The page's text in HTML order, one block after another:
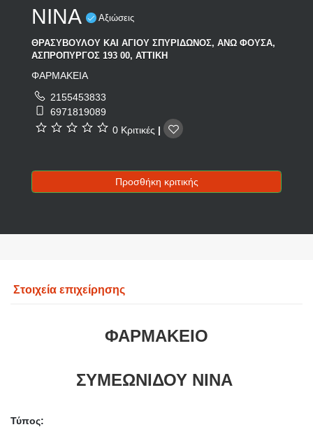
ΝΙΝΑ
Αξιώσεις
ΘΡΑΣΥΒΟΥΛΟΥ ΚΑΙ ΑΓΙΟΥ ΣΠΥΡΙΔΩΝΟΣ, ΑΝΩ ΦΟΥΣΑ,
ΑΣΠΡΟΠΥΡΓΟΣ 193 00, ΑΤΤΙΚΗ
ΦΑΡΜΑΚΕΙΑ
2155453833
6971819089
0 Κριτικές |
Προσθήκη κριτικής
Στοιχεία επιχείρησης
ΦΑΡΜΑΚΕΙΟ
ΣΥΜΕΩΝΙΔΟΥ ΝΙΝΑ
Τύπος: